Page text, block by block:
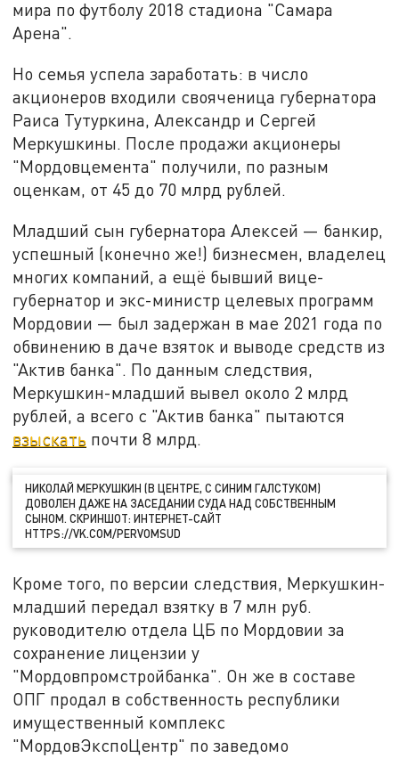
мира по футболу 2018 стадиона "Самара
Арена".
Но семья успела заработать: в число
акционеров входили свояченица губернатора
Раиса Тутуркина, Александр и Сергей
Меркушкины. После продажи акционеры
"Мордовцемента" получили, по разным
оценкам, от 45 до 70 млрд рублей.
Младший сын губернатора Алексей — банкир,
успешный (конечно же!) бизнесмен, владелец
многих компаний, а ещё бывший вице-
губернатор и экс-министр целевых программ
Мордовии — был задержан в мае 2021 года по
обвинению в даче взяток и выводе средств из
"Актив банка". По данным следствия,
Меркушкин-младший вывел около 2 млрд
рублей, а всего с "Актив банка" пытаются
взыскать почти 8 млрд.
НИКОЛАЙ МЕРКУШКИН (В ЦЕНТРЕ, С СИНИМ ГАЛСТУКОМ)
ДОВОЛЕН ДАЖЕ НА ЗАСЕДАНИИ СУДА НАД СОБСТВЕННЫМ
СЫНОМ. СКРИНШОТ: ИНТЕРНЕТ-САЙТ
HTTPS://VK.COM/PERVOMSUD
Кроме того, по версии следствия, Меркушкин-
младший передал взятку в 7 млн руб.
руководителю отдела ЦБ по Мордовии за
сохранение лицензии у
"Мордовпромстройбанка". Он же в составе
ОПГ продал в собственность республики
имущественный комплекс
"МордовЭкспоЦентр" по заведомо